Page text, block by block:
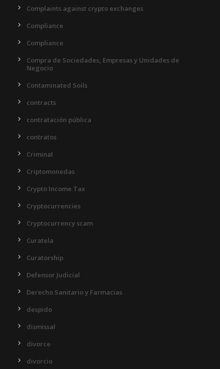
Complaints against crypto exchanges
Compliance
Compliance
Compra de Sociedades, Empresas y Unidades de
Negocio
Contaminated Soils
contracts
contratación pública
contratos
Criminal
Criptomonedas
Crypto Income Tax
Cryptocurrencies
Cryptocurrency scam
Curatela
Curatorship
Defensor Judicial
Derecho Sanitario y Farmacias
despido
dismissal
divorce
divorcio